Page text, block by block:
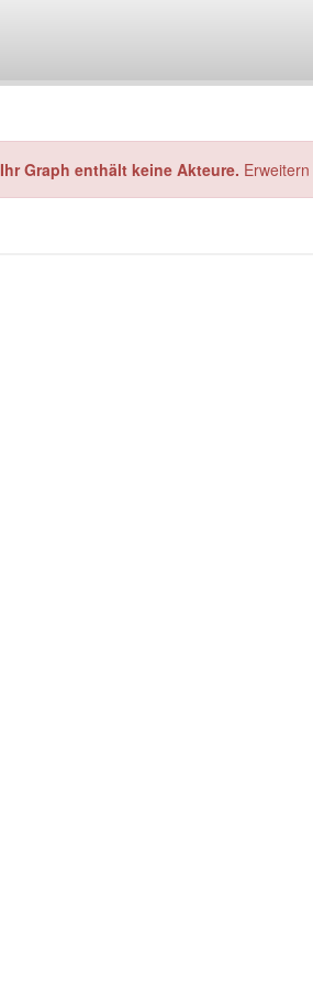
Ihr Graph enthält keine Akteure.